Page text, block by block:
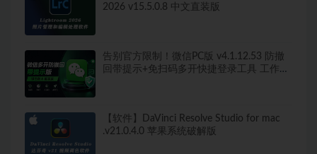
2026 v15.5.0.8 中文直装版
告别官方限制！微信PC版 v4.1.12.53 防撤
回带提示+免扫码多开快捷登录工具 工作生
【软件】DaVinci Resolve Studio for mac
.v21.0.4.0 苹果系统破解版